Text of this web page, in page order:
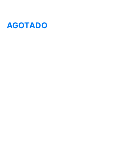
AGOTADO